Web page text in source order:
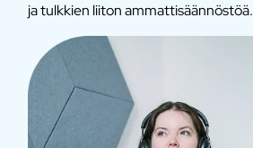
ja tulkkien liiton ammattisäännöstöä.